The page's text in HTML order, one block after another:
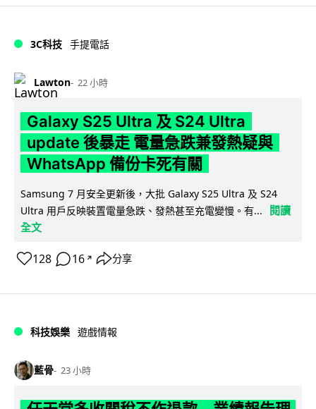
3C科技 手提電話
Lawton 22 小時
Galaxy S25 Ultra 及 S24 Ultra
update 後暴走 電量急跌兼發熱疑與
WhatsApp 備份卡死有關
Samsung 7 月安全更新後，大批 Galaxy S25 Ultra 及 S24
Ultra 用戶反映裝置電量急跌、發熱甚至充電變慢。有...
閱讀
全文
128 16 ↗ 分享
科技娛樂 遊戲情報
藍骨 23 小時